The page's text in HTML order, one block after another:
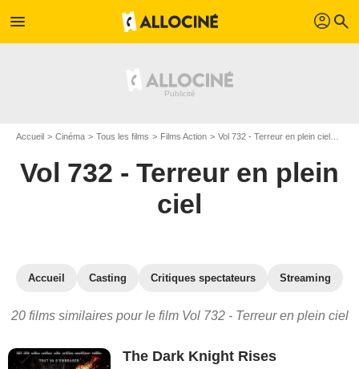
menu profil search
Accueil Cinéma Tous les films Films Action Vol 732 - Terreur en plein ciel
Vol 732 - Terreur en plein
ciel
Accueil Casting Critiques spectateurs Streaming
20 films similaires pour le film Vol 732 - Terreur en plein ciel
The Dark Knight Rises